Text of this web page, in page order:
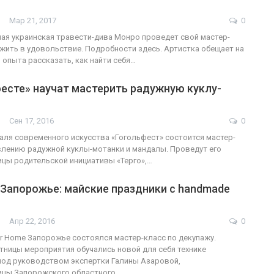
Мар 21, 2017
0
украинская травести-дива Монро проведет свой мастер-
в удовольствие. Подробности здесь. Артистка обещает на
рассказать, как найти себя…
научат мастерить радужную куклу-
Сен 17, 2016
0
современного искусства «Гогольфест» состоится мастер-
радужной куклы-мотанки и мандалы. Проведут его
родительской инициативы «Терго»,…
майские праздники с handmade
Апр 22, 2016
0
Home Запорожье состоялся мастер-класс по декупажу.
мероприятия обучались новой для себя технике
руководством экспертки Галины Азаровой,
ФОТО